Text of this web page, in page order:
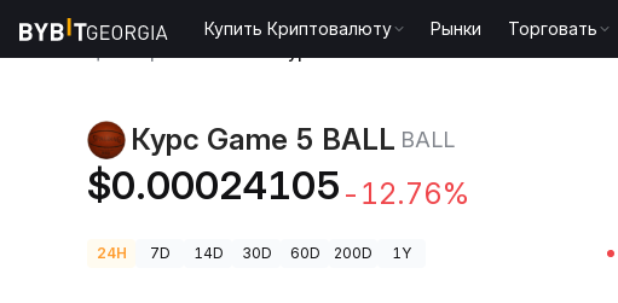
Купить Криптовалюту Рынки Торговать
Курс Game 5 BALL BALL
$0.00024105 -12.76%
24H 7D 14D 30D 60D 200D 1Y